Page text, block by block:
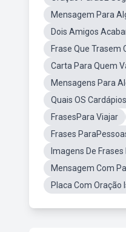
Mensagem Para
Dois Amigos
Frase Que Trasem
Carta Para Quem
Mensagens Para
Quais OS
FrasesPara Viajar
Frases
Imagens De
Mensagem Com
Placa Com Oração